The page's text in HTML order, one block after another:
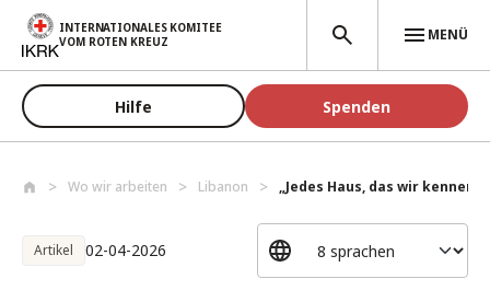
Direkt zum Inhalt
INTERNATIONALES KOMITEE
VOM ROTEN KREUZ
MENÜ
Hilfe Spenden
Wo wir arbeiten Libanon „Jedes Haus, das wir kennen,
Artikel 02-04-2026